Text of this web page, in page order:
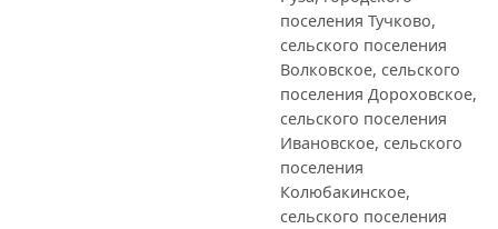
поселения Тучково,
сельского поселения
Волковское, сельского
поселения Дороховское,
сельского поселения
Ивановское, сельского
поселения
Колюбакинское,
сельского поселения